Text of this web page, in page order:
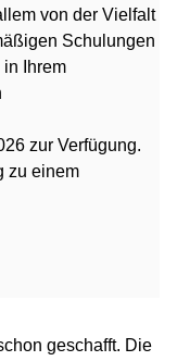
von der Vielfalt
Schulungen
in Ihrem
zur Verfügung.
zu einem
geschafft. Die